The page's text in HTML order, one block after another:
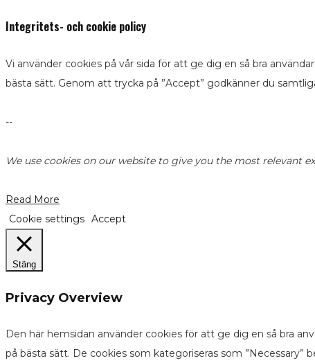
Integritets- och cookie policy
Vi använder cookies på vår sida för att ge dig en så bra
bästa sätt. Genom att trycka på ”Accept” godkänner du
--
We use cookies on our website to give you the most relevant
Read More
Cookie settings Accept
Stäng
Privacy Overview
Den här hemsidan använder cookies för att ge dig en så bra
på bästa sätt. De cookies som kategoriseras som